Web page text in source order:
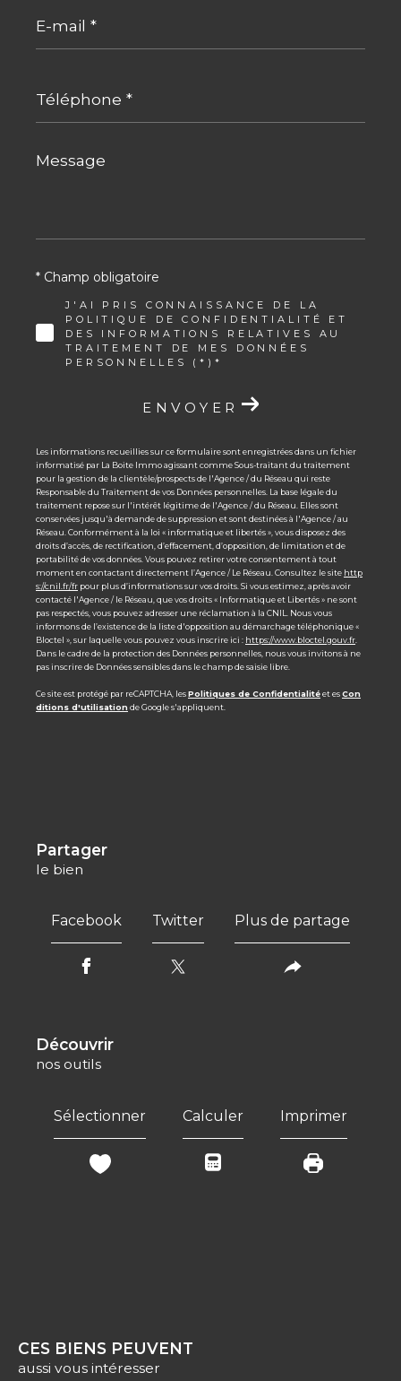
mail
*
*
Message
*
J'AI PRIS CONNAISSANCE DE LA
POLITIQUE DE CONFIDENTIALITÉ ET
DES INFORMATIONS RELATIVES AU
TRAITEMENT DE MES DONNÉES
PERSONNELLES (*)*
* Champ obligatoire
ENVOYER
Les informations recueillies sur ce formulaire sont enregistrées dans un fichier
informatisé par La Boite Immo agissant comme Sous-traitant du traitement
pour la gestion de la clientèle/prospects de l'Agence / du Réseau qui reste
Responsable du Traitement de vos Données personnelles. La base légale du
traitement repose sur l'intérêt légitime de l'Agence / du Réseau. Elles sont
conservées jusqu'à demande de suppression et sont destinées à l'Agence / au
Réseau. Conformément à la loi « informatique et libertés », vous disposez des
droits d’accès, de rectification, d’effacement, d’opposition, de limitation et de
portabilité de vos données. Vous pouvez retirer votre consentement à tout
moment en contactant directement l’Agence / Le Réseau. Consultez le site http
s://cnil.fr/fr pour plus d’informations sur vos droits. Si vous estimez, après avoir
contacté l'Agence / le Réseau, que vos droits « Informatique et Libertés » ne sont
pas respectés, vous pouvez adresser une réclamation à la CNIL. Nous vous
informons de l’existence de la liste d'opposition au démarchage téléphonique «
Bloctel », sur laquelle vous pouvez vous inscrire ici : https://www.bloctel.gouv.fr
Dans le cadre de la protection des Données personnelles, nous vous invitons à ne
pas inscrire de Données sensibles dans le champ de saisie libre.
Ce site est protégé par reCAPTCHA, lesPolitiques de Confidentialitéet esCon
ditions d'utilisation de Google s'appliquent.
partager
le bien
Facebook Twitter Plus de partage
découvrir
nos outils
Sélectionner Calculer Imprimer
CES BIENS PEUVENT
aussi vous intéresser